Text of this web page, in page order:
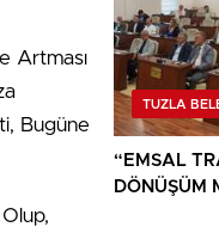
Artması
Bugüne
TUZLA
“EMSAL
DÖNÜŞÜM